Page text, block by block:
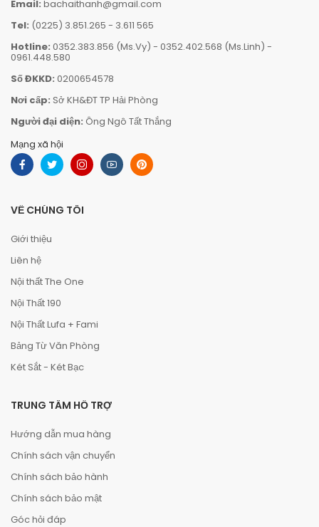
Email: bachaithanh@gmail.com
Tel: (0225) 3.851.265 - 3.611 565
Hotline: 0352.383.856 (Ms.Vy) - 0352.402.568 (Ms.Linh) -
0961.448.580
Số ĐKKD: 0200654578
Nơi cấp: Sở KH&ĐT TP Hải Phòng
Người đại diện: Ông Ngô Tất Thắng
Mạng xã hội
VỀ CHÚNG TÔI
Giới thiệu
Liên hệ
Nội thất The One
Nội Thất 190
Nội Thất Lufa + Fami
Bảng Từ Văn Phòng
Két Sắt - Két Bạc
TRUNG TÂM HỖ TRỢ
Hướng dẫn mua hàng
Chính sách vận chuyển
Chính sách bảo hành
Chính sách bảo mật
Góc hỏi đáp